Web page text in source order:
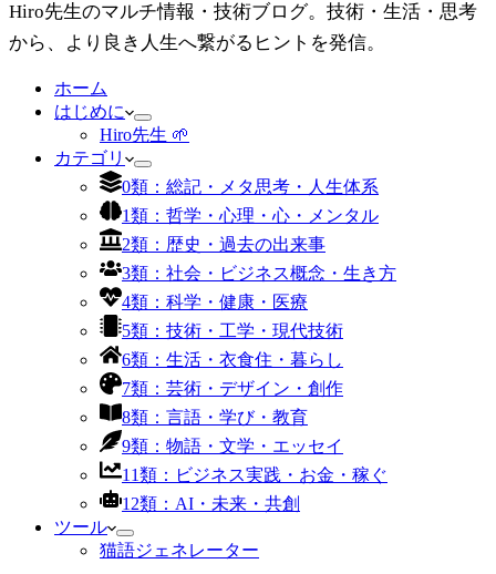
Hiro先生のマルチ情報・技術ブログ。技術・生活・思考
から、より良き人生へ繋がるヒントを発信。
ホーム
はじめに
Hiro先生 🌱
カテゴリ
0類：総記・メタ思考・人生体系
1類：哲学・心理・心・メンタル
2類：歴史・過去の出来事
3類：社会・ビジネス概念・生き方
4類：科学・健康・医療
5類：技術・工学・現代技術
6類：生活・衣食住・暮らし
7類：芸術・デザイン・創作
8類：言語・学び・教育
9類：物語・文学・エッセイ
11類：ビジネス実践・お金・稼ぐ
12類：AI・未来・共創
ツール
猫語ジェネレーター